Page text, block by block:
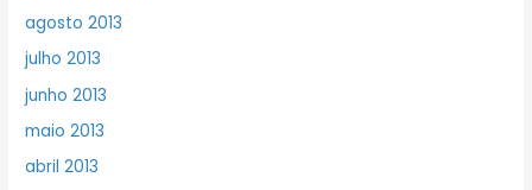
agosto 2013
julho 2013
junho 2013
maio 2013
abril 2013